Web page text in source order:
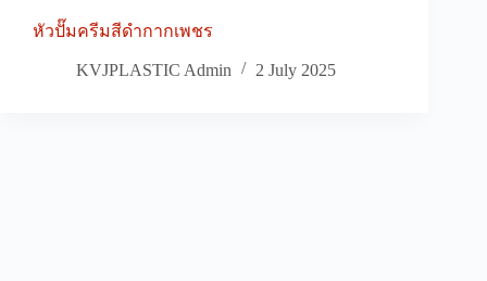
หัวปั๊มครีมสีดำกากเพชร
KVJPLASTIC Admin 2 July 2025